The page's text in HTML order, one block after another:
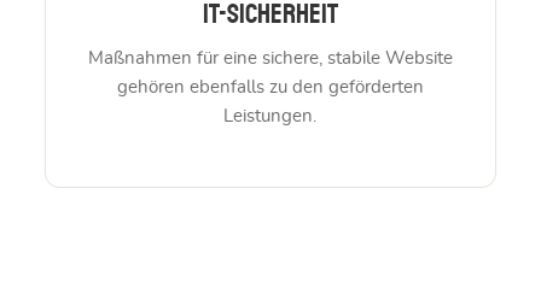
IT-Sicherheit
Maßnahmen für eine sichere, stabile Website
gehören ebenfalls zu den geförderten
Leistungen.